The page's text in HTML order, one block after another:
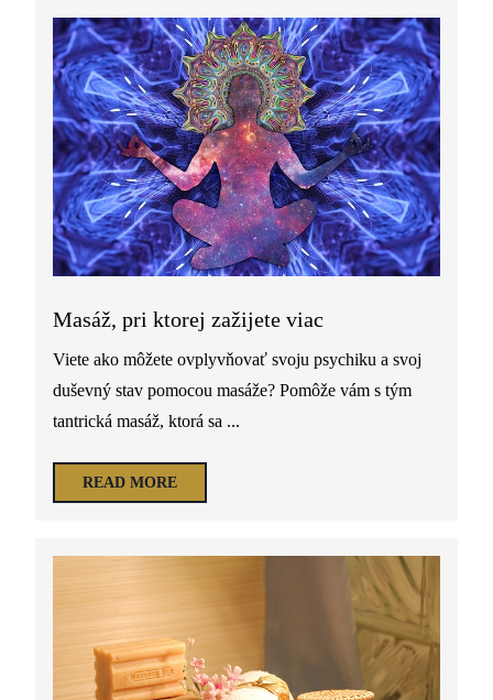
Masáž, pri ktorej zažijete viac
Viete ako môžete ovplyvňovať svoju psychiku a svoj
duševný stav pomocou masáže? Pomôže vám s tým
tantrická masáž, ktorá sa ...
READ MORE